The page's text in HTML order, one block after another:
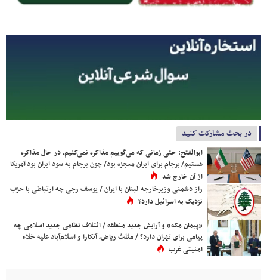
در بحث مشارکت کنید
ابوالفتح: حتی زمانی که می‌گوییم مذاکره نمی‌کنیم، در حال مذاکره
هستیم/ برجام برای ایران معجزه بود/ چون برجام به سود ایران بود آمریکا
از آن خارج شد
راز دشمنی وزیرخارجه لبنان با ایران / یوسف رجی چه ارتباطی با حزب
نزدیک به اسرائیل دارد؟
«پیمان مکه» و آرایش جدید منطقه / ائتلاف نظامی جدید اسلامی چه
پیامی برای تهران دارد؟ / مثلث ریاض، آنکارا و اسلام‌آباد علیه خلاء
امنیتی غرب